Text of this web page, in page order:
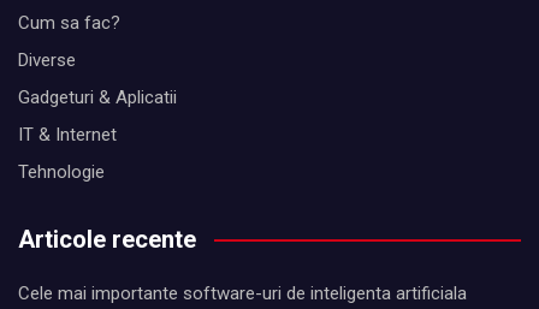
Cum sa fac?
Diverse
Gadgeturi & Aplicatii
IT & Internet
Tehnologie
Articole recente
Cele mai importante software-uri de inteligenta artificiala